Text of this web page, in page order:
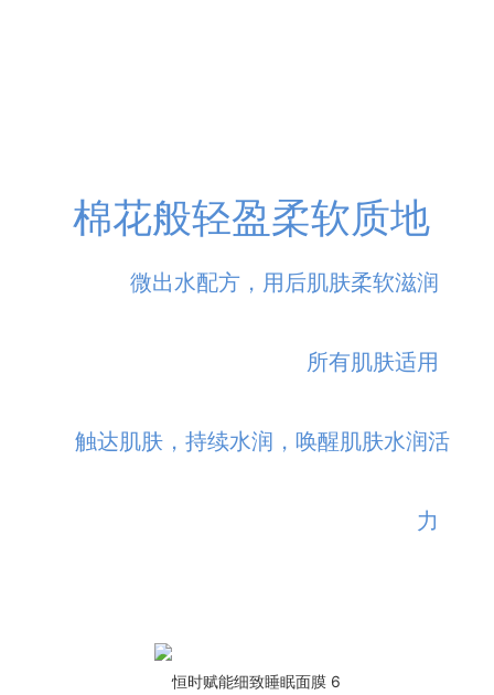
棉花般轻盈柔软质地
微出水配方，用后肌肤柔软滋润
所有肌肤适用
触达肌肤，持续水润，唤醒肌肤水润活
力